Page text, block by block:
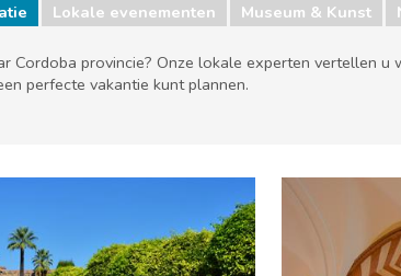
Lokale evenementen Museum & Kunst
Cordoba provincie? Onze lokale experten vertellen
perfecte vakantie kunt plannen.
Waar verblijven